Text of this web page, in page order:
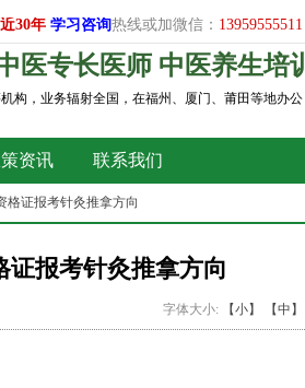
资讯 联系我们
30年 学习 咨询热线或加微信： 13959555511
医专长医师 中医养生培训
构，业务辐射全国，在福州、厦门、莆田等地办公
格证报考针灸推拿方向
报考针灸推拿方向
字体大小: 【小】 【中】